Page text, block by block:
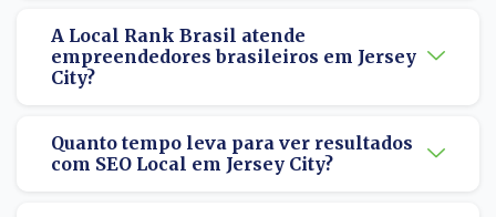
A Local Rank Brasil atende
empreendedores brasileiros em Jersey
City?
Quanto tempo leva para ver resultados
com SEO Local em Jersey City?